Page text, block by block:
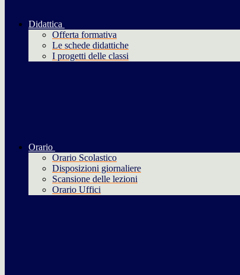
Didattica
Offerta formativa
Le schede didattiche
I progetti delle classi
Orario
Orario Scolastico
Disposizioni giornaliere
Scansione delle lezioni
Orario Uffici